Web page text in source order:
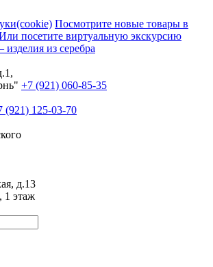
Посмотрите новые товары в
посетите виртуальную экскурсию
+7 (921) 060-85-35
(921) 125-03-70
д.13
1 этаж